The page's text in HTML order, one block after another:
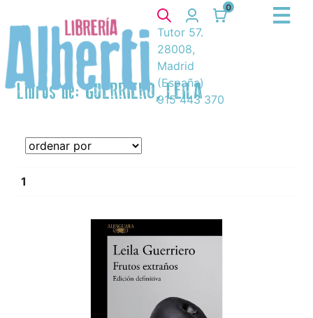
0
Tutor 57.
28008,
Madrid
(España)
915 443 370
Libros de: GUERRIERO, LEILA
1